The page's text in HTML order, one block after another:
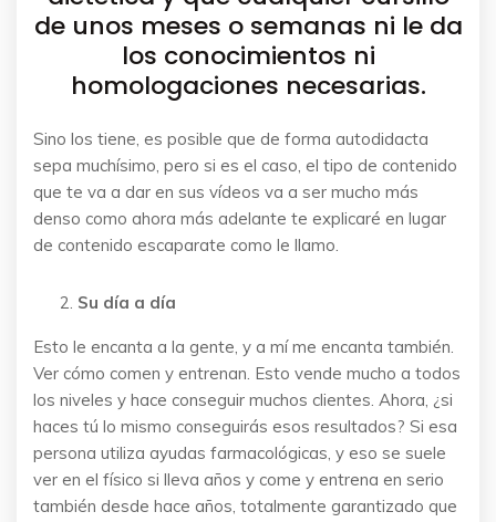
de unos meses o semanas ni le da
los conocimientos ni
homologaciones necesarias.
Sino los tiene, es posible que de forma autodidacta
sepa muchísimo, pero si es el caso, el tipo de contenido
que te va a dar en sus vídeos va a ser mucho más
denso como ahora más adelante te explicaré en lugar
de contenido escaparate como le llamo.
Su día a día
Esto le encanta a la gente, y a mí me encanta también.
Ver cómo comen y entrenan. Esto vende mucho a todos
los niveles y hace conseguir muchos clientes. Ahora, ¿si
haces tú lo mismo conseguirás esos resultados? Si esa
persona utiliza ayudas farmacológicas, y eso se suele
ver en el físico si lleva años y come y entrena en serio
también desde hace años, totalmente garantizado que